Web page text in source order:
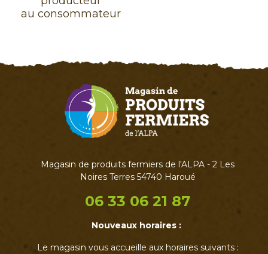
au consommateur
Magasin de produits fermiers de l'ALPA - 2 Les
Noires Terres 54740 Haroué
06 33 06 21 87
Nouveaux horaires :
Le magasin vous accueille aux horaires suivants :